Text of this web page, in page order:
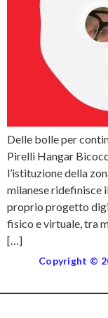
Delle bolle per
Pirelli Hangar
l’istituzione della
milanese ridefinisce
proprio progetto
fisico e virtuale, tra
[…]
Copyright ©